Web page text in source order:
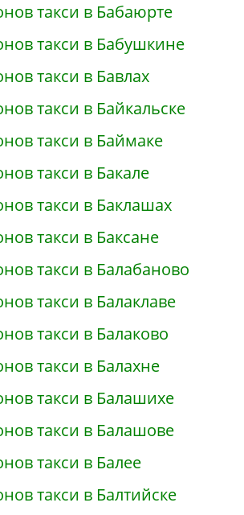
такси в Бабаюрте
такси в Бабушкине
такси в Бавлах
такси в Байкальске
такси в Баймаке
такси в Бакале
такси в Баклашах
такси в Баксане
такси в Балабаново
такси в Балаклаве
такси в Балаково
такси в Балахне
такси в Балашихе
такси в Балашове
такси в Балее
такси в Балтийске